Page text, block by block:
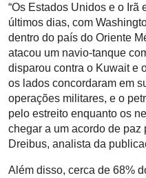
“Os Estados Unidos e o Irã
últimos dias, com
dentro do país do Oriente
atacou um navio-tanque
disparou contra o Kuwait e
os lados concordaram em
operações militares, e o
pelo estreito enquanto os
chegar a um acordo de paz
Dreibus, analista da
Além disso, cerca de 68%